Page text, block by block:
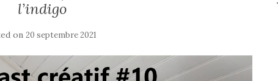
l’indigo
on20 septembre 2021